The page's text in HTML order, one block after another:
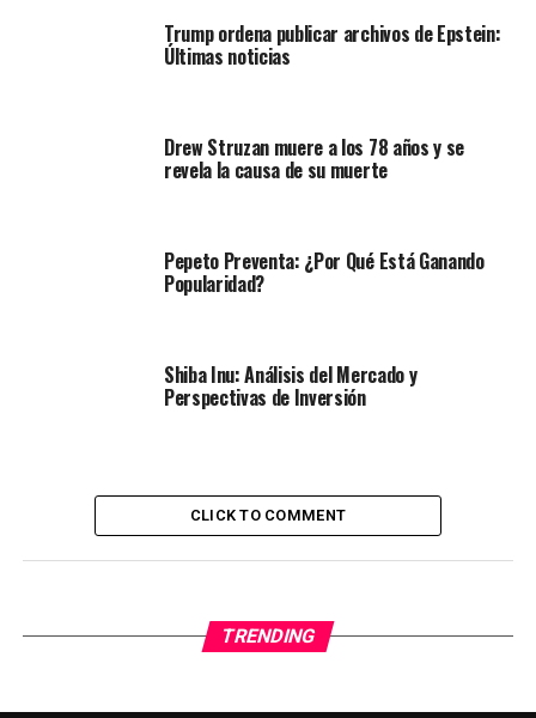
Trump ordena publicar archivos de Epstein:
Últimas noticias
Drew Struzan muere a los 78 años y se
revela la causa de su muerte
Pepeto Preventa: ¿Por Qué Está Ganando
Popularidad?
Shiba Inu: Análisis del Mercado y
Perspectivas de Inversión
CLICK TO COMMENT
TRENDING